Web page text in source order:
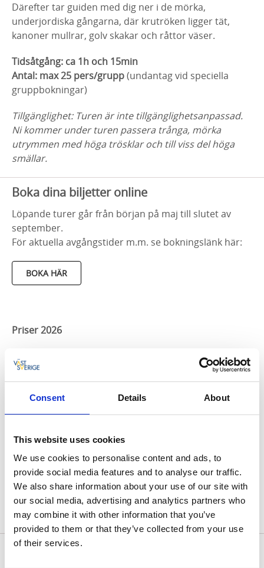
Consent Details About
This website uses cookies
We use cookies to personalise content and ads, to
provide social media features and to analyse our traffic.
We also share information about your use of our site with
our social media, advertising and analytics partners who
may combine it with other information that you’ve
provided to them or that they’ve collected from your use
of their services.
Därefter tar guiden med dig ner i de mörka,
underjordiska gångarna, där krutröken ligger tät,
kanoner mullrar, golv skakar och råttor väser.
Tidsåtgång: ca 1h och 15min
Antal: max 25 pers/grupp(undantag vid speciella
gruppbokningar)
Tillgänglighet: Turen är inte tillgänglighetsanpassad.
Ni kommer under turen passera trånga, mörka
utrymmen med höga trösklar och till viss del höga
smällar.
Boka dina biljetter online
Löpande turer går från början på maj till slutet av
september.
För aktuella avgångstider m.m. se bokningslänk här:
BOKA HÄR
Priser 2026
Barn 7-12år 120 kr
Vuxen 13år < 160 kr
Gruppris 2700 kr upp till 20 personer,
Gruppris (1-10 pers) 1550 kr upp till 10 personer,
därefter +160 kr/person
Skolklass 2300kr upp till 30 personer.
Kombibiljetter med Fästningsmuseet